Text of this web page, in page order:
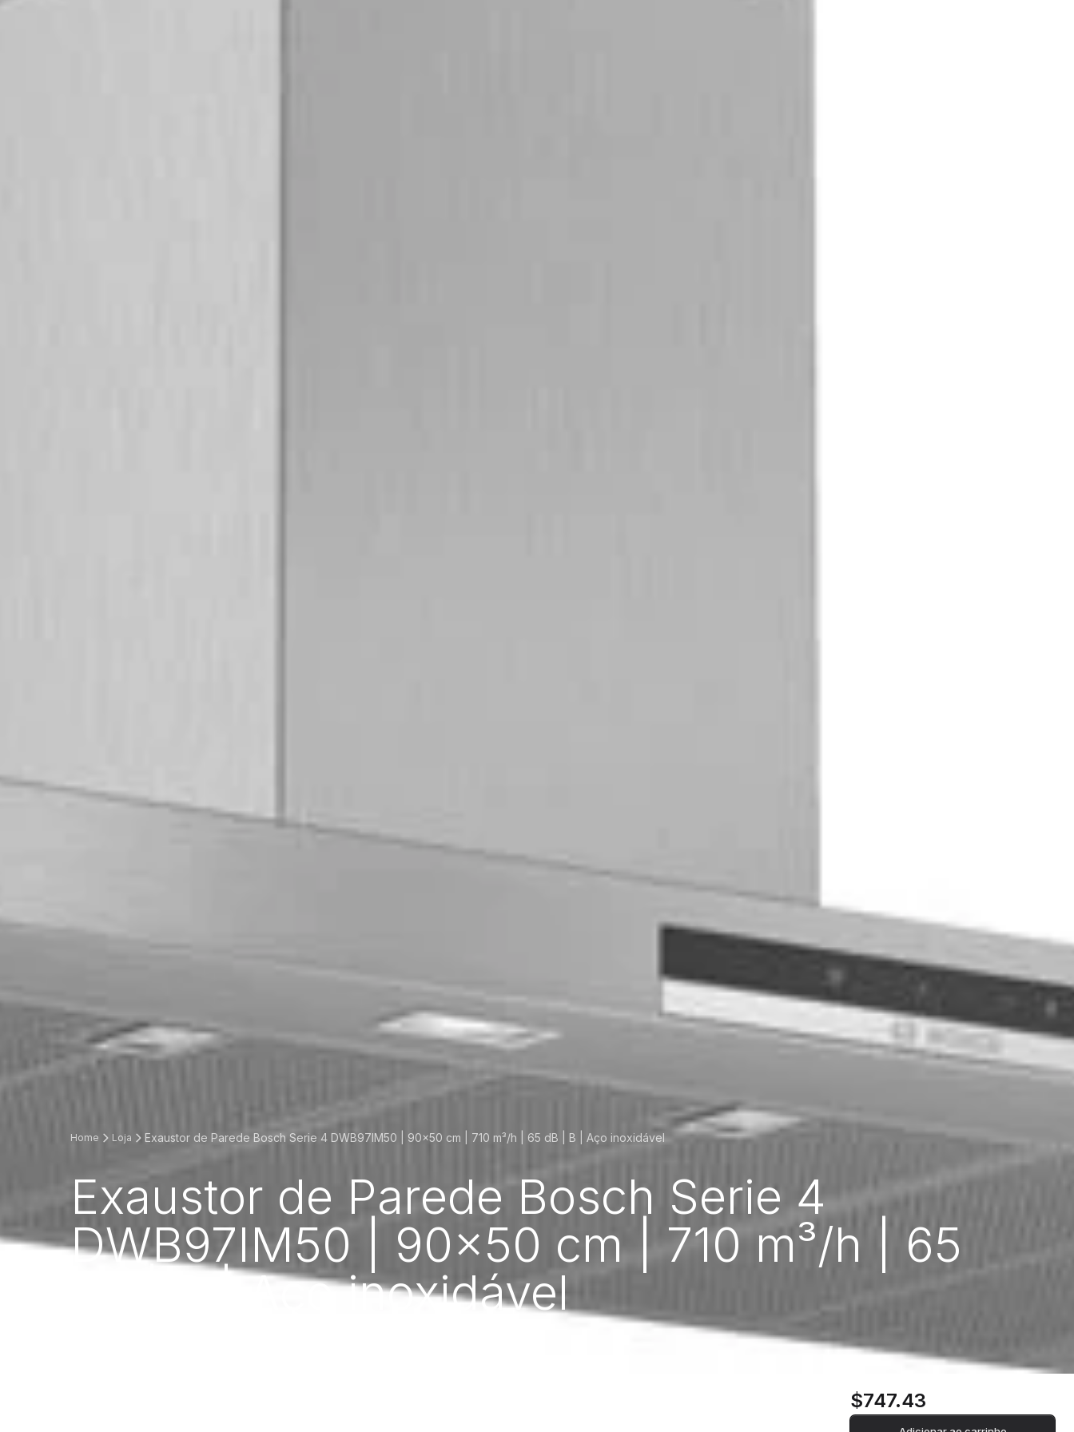
Home Loja Exaustor de Parede Bosch Serie 4 DWB97IM50 | 90x50 cm | 710 m³/h | 65 dB | B | Aço inoxidável
Exaustor de Parede Bosch Serie 4
DWB97IM50 | 90x50 cm | 710 m³/h | 65
dB | B | Aço inoxidável
$747.43